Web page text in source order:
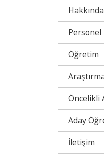
Hakkında
Personel
Öğretim
Araştırma
Öncelikli
Aday
İletişim